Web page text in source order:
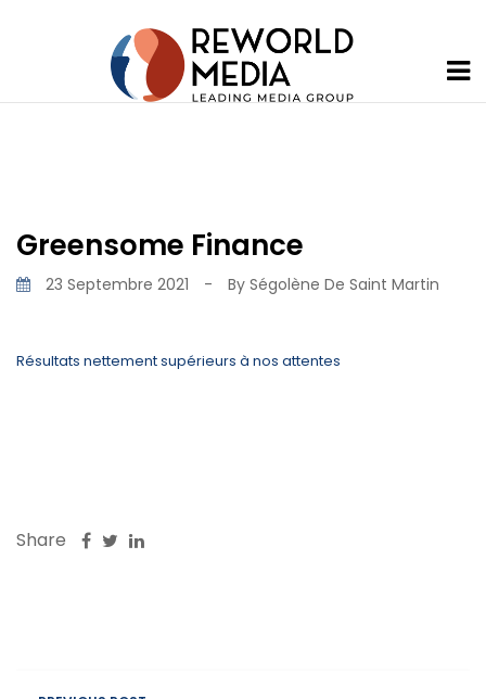
Greensome Finance
23 Septembre 2021 - By Ségolène De Saint Martin
Résultats nettement supérieurs à nos attentes
Share